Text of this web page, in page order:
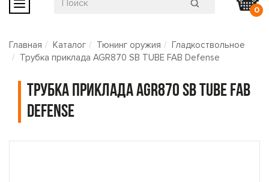
0
Главная Каталог Тюнинг оружия
Гладкоствольное
Трубка приклада AGR870 SB TUBE FAB Defense
Трубка приклада AGR870 SB TUBE FAB
Defense